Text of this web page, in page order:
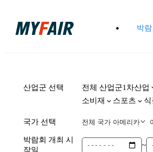
박
산업군 선택 전체 산업군1차산업
소비재
스포츠 식
국가 선택 전체 국가 아메리카
박람회 개최 시
작일
~